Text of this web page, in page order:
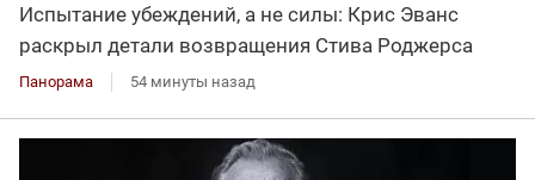
Испытание убеждений, а не силы: Крис Эванс
раскрыл детали возвращения Стива Роджерса
Панорама 54 минуты назад